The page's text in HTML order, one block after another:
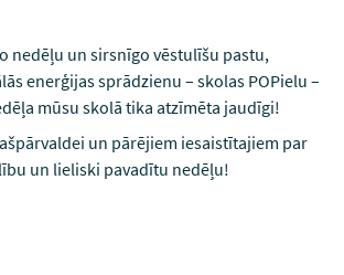
nedēļu un sirsnīgo vēstulīšu pastu,
enerģijas sprādzienu – skolas POPielu –
mūsu skolā tika atzīmēta jaudīgi!
un pārējiem iesaistītajiem par
un lieliski pavadītu nedēļu!